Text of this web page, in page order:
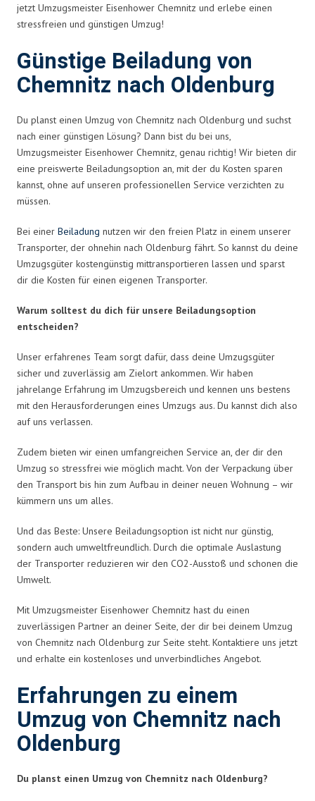
jetzt Umzugsmeister Eisenhower Chemnitz und erlebe einen
stressfreien und günstigen Umzug!
Günstige Beiladung von
Chemnitz nach Oldenburg
Du planst einen Umzug von Chemnitz nach Oldenburg und suchst
nach einer günstigen Lösung? Dann bist du bei uns,
Umzugsmeister Eisenhower Chemnitz, genau richtig! Wir bieten dir
eine preiswerte Beiladungsoption an, mit der du Kosten sparen
kannst, ohne auf unseren professionellen Service verzichten zu
müssen.
Bei einer Beiladung nutzen wir den freien Platz in einem unserer
Transporter, der ohnehin nach Oldenburg fährt. So kannst du deine
Umzugsgüter kostengünstig mittransportieren lassen und sparst
dir die Kosten für einen eigenen Transporter.
Warum solltest du dich für unsere Beiladungsoption
entscheiden?
Unser erfahrenes Team sorgt dafür, dass deine Umzugsgüter
sicher und zuverlässig am Zielort ankommen. Wir haben
jahrelange Erfahrung im Umzugsbereich und kennen uns bestens
mit den Herausforderungen eines Umzugs aus. Du kannst dich also
auf uns verlassen.
Zudem bieten wir einen umfangreichen Service an, der dir den
Umzug so stressfrei wie möglich macht. Von der Verpackung über
den Transport bis hin zum Aufbau in deiner neuen Wohnung – wir
kümmern uns um alles.
Und das Beste: Unsere Beiladungsoption ist nicht nur günstig,
sondern auch umweltfreundlich. Durch die optimale Auslastung
der Transporter reduzieren wir den CO2-Ausstoß und schonen die
Umwelt.
Mit Umzugsmeister Eisenhower Chemnitz hast du einen
zuverlässigen Partner an deiner Seite, der dir bei deinem Umzug
von Chemnitz nach Oldenburg zur Seite steht. Kontaktiere uns jetzt
und erhalte ein kostenloses und unverbindliches Angebot.
Erfahrungen zu einem
Umzug von Chemnitz nach
Oldenburg
Du planst einen Umzug von Chemnitz nach Oldenburg?